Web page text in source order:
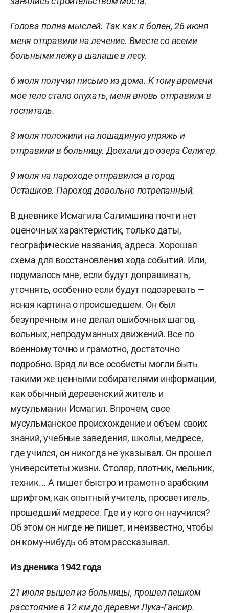
Голова полна мыслей. Так как я болен, 26 июня
меня отправили на лечение. Вместе со всеми
больными лежу в шалаше в лесу.
6 июля получил письмо из дома. К тому времени
мое тело стало опухать, меня вновь отправили в
госпиталь.
8 июля положили на лошадиную упряжь и
отправили в больницу. Доехали до озера Селигер.
9 июля на пароходе отправился в город
Осташков. Пароход довольно потрепанный.
В дневнике Исмагила Салимшина почти нет
оценочных характеристик, только даты,
географические названия, адреса. Хорошая
схема для восстановления хода событий. Или,
подумалось мне, если будут допрашивать,
уточнять, особенно если будут подозревать —
ясная картина о происшедшем. Он был
безупречным и не делал ошибочных шагов,
вольных, непродуманных движений. Все по
военному точно и грамотно, достаточно
подробно. Вряд ли все особисты могли быть
такими же ценными собирателями информации,
как обычный деревенский житель и
мусульманин Исмагил. Впрочем, свое
мусульманское происхождение и объем своих
знаний, учебные заведения, школы, медресе,
где учился, он никогда не указывал. Он прошел
университеты жизни. Столяр, плотник, мельник,
техник... А пишет быстро и грамотно арабским
шрифтом, как опытный учитель, просветитель,
прошедший медресе. Где и у кого он научился?
Об этом он нигде не пишет, и неизвестно, чтобы
он кому-нибудь об этом рассказывал.
Из дненика 1942 года
21 июля вышел из больницы, прошел пешком
расстояние в 12 кмдо деревни Лука-Гансир.